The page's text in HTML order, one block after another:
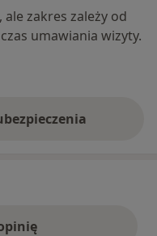
zakres zależy od
umawiania wizyty.